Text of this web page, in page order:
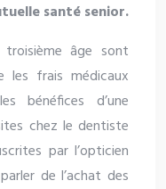
santé senior.
âge sont
les frais médicaux
bénéfices d’une
chez le dentiste
par l’opticien
de l’achat des